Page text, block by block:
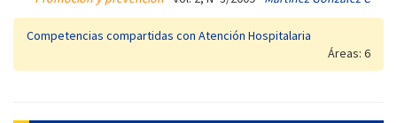
Competencias compartidas con Atención Hospitalaria
Áreas: 6